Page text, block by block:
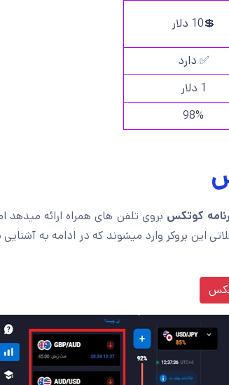
💲10 دلار
✅ دارد
1 دلار
98%
کوتکس بروی تلفن های همراه ارائه میدهد
این بروکر وارد میشوند که در ادامه به آشنایی